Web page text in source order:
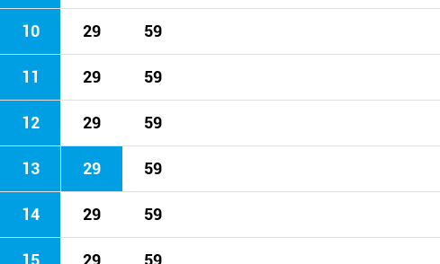
10 29 59
11 29 59
12 29 59
13 29 59
14 29 59
15 29 59